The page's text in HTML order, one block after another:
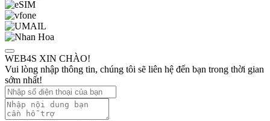
WEB4S XIN CHÀO!
Vui lòng nhập thông tin, chúng tôi sẽ liên hệ đến bạn trong thời gian
sớm nhất!